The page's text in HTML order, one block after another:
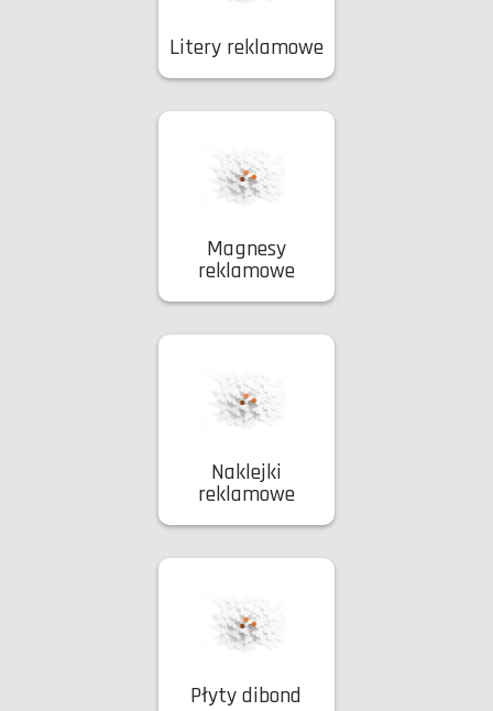
Litery reklamowe
Magnesy
reklamowe
Naklejki
reklamowe
Płyty dibond